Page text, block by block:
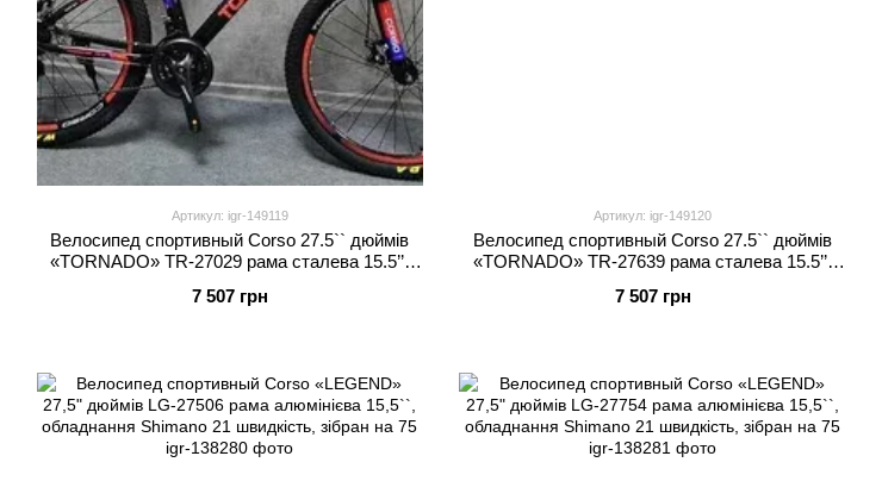
Артикул: igr-149119
Велосипед спортивный Corso 27.5`` дюймів
«TORNADO» TR-27029 рама сталева 15.5’’,
75
7 507 грн
Артикул: igr-149120
Велосипед спортивный Corso 27.5`` дюймів
«TORNADO» TR-27639 рама сталева 15.5’’,
75
7 507 грн